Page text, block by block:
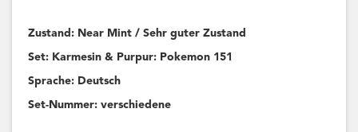
Zustand: Near Mint / Sehr guter Zustand
Set: Karmesin & Purpur: Pokemon 151
Sprache: Deutsch
Set-Nummer: verschiedene